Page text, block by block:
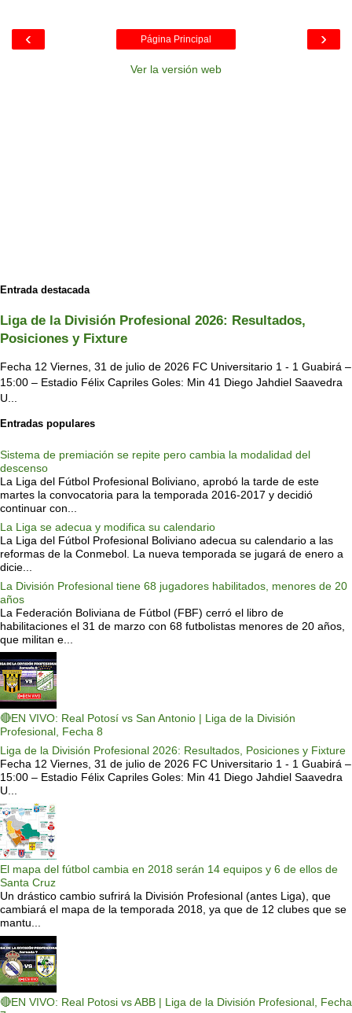
‹ ›
Página Principal
Ver la versión web
Entrada destacada
Liga de la División Profesional 2026: Resultados,
Posiciones y Fixture
Fecha 12 Viernes, 31 de julio de 2026 FC Universitario 1 - 1 Guabirá –
15:00 – Estadio Félix Capriles Goles: Min 41 Diego Jahdiel Saavedra
U...
Entradas populares
Sistema de premiación se repite pero cambia la modalidad del
descenso
La Liga del Fútbol Profesional Boliviano, aprobó la tarde de este
martes la convocatoria para la temporada 2016-2017 y decidió
continuar con...
La Liga se adecua y modifica su calendario
La Liga del Fútbol Profesional Boliviano adecua su calendario a las
reformas de la Conmebol. La nueva temporada se jugará de enero a
dicie...
La División Profesional tiene 68 jugadores habilitados, menores de 20
años
La Federación Boliviana de Fútbol (FBF) cerró el libro de
habilitaciones el 31 de marzo con 68 futbolistas menores de 20 años,
que militan e...
🔴EN VIVO: Real Potosí vs San Antonio | Liga de la División
Profesional, Fecha 8
Liga de la División Profesional 2026: Resultados, Posiciones y Fixture
Fecha 12 Viernes, 31 de julio de 2026 FC Universitario 1 - 1 Guabirá –
15:00 – Estadio Félix Capriles Goles: Min 41 Diego Jahdiel Saavedra
U...
El mapa del fútbol cambia en 2018 serán 14 equipos y 6 de ellos de
Santa Cruz
Un drástico cambio sufrirá la División Profesional (antes Liga), que
cambiará el mapa de la temporada 2018, ya que de 12 clubes que se
mantu...
🔴EN VIVO: Real Potosi vs ABB | Liga de la División Profesional, Fecha